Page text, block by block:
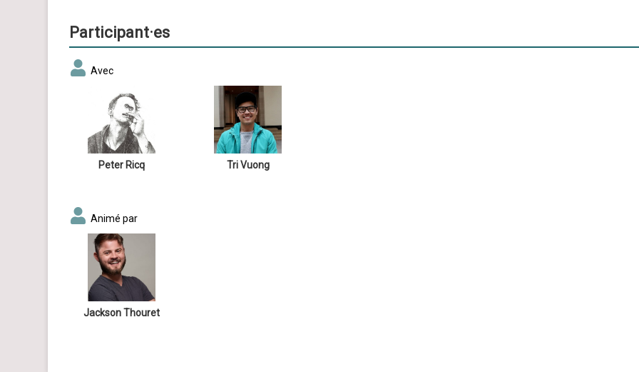
Participant·es
Avec
Peter Ricq Tri Vuong
Animé par
Jackson Thouret